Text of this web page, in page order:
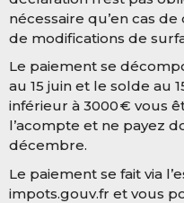
nécessaire qu’en cas
de modifications de
Le paiement se
au 15 juin et le solde au
inférieur à 3000€ vous
l’acompte et ne payez
décembre.
Le paiement se fait via
impots.gouv.fr et vous